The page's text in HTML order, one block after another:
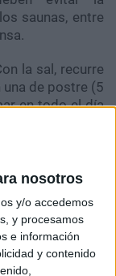
nosotros
y/o accedemos
y procesamos
e información
y contenido
saunas, entre
la sal, recurre
una de postre (5
en todo el día
con el salero.
de líquidos,